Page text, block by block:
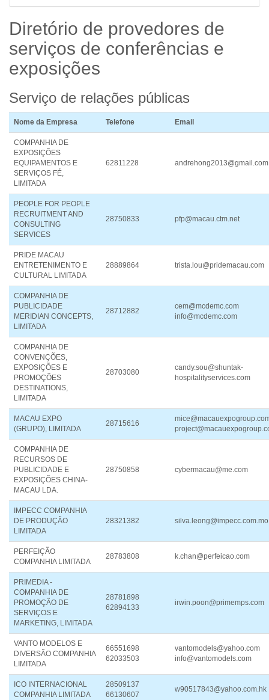
Diretório de provedores de
serviços de conferências e
exposições
Serviço de relações públicas
Nome da Empresa Telefone Email
COMPANHIA DE
EXPOSIÇÕES
EQUIPAMENTOS E
SERVIÇOS FÉ,
LIMITADA
62811228 andrehong2013@gmail.com
PEOPLE FOR PEOPLE
RECRUITMENT AND
CONSULTING
SERVICES
28750833 pfp@macau.ctm.net
PRIDE MACAU
ENTRETENIMENTO E
CULTURAL LIMITADA
28889864 trista.lou@pridemacau.com
COMPANHIA DE
PUBLICIDADE
MERIDIAN CONCEPTS,
LIMITADA
28712882
cem@mcdemc.com
info@mcdemc.com
COMPANHIA DE
CONVENÇÕES,
EXPOSIÇÕES E
PROMOÇÕES
DESTINATIONS,
LIMITADA
28703080
candy.sou@shuntak-
hospitalityservices.com
MACAU EXPO
(GRUPO), LIMITADA
28715616
COMPANHIA DE
RECURSOS DE
PUBLICIDADE E
EXPOSIÇÕES CHINA-
MACAU LDA.
28750858 cybermacau@me.com
IMPECC COMPANHIA
DE PRODUÇÃO
LIMITADA
28321382 silva.leong@impecc.com.mo
PERFEIÇÃO
COMPANHIA LIMITADA
28783808 k.chan@perfeicao.com
PRIMEDIA -
COMPANHIA DE
PROMOÇÃO DE
SERVIÇOS E
MARKETING, LIMITADA
28781898
62894133
irwin.poon@primemps.com
VANTO MODELOS E
DIVERSÃO COMPANHIA
LIMITADA
66551698
62033503
vantomodels@yahoo.com
info@vantomodels.com
ICO INTERNACIONAL
COMPANHIA LIMITADA
28509137
66130607
w90517843@yahoo.com.hk